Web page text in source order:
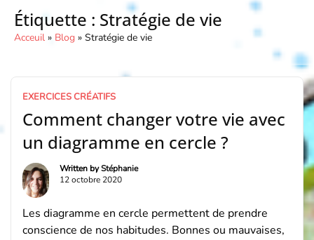
Étiquette : Stratégie de vie
Acceuil » Blog » Stratégie de vie
EXERCICES CRÉATIFS
Comment changer votre vie avec
un diagramme en cercle ?
Written byStéphanie
12 octobre 2020
Les diagramme en cercle permettent de prendre
conscience de nos habitudes. Bonnes ou mauvaises,